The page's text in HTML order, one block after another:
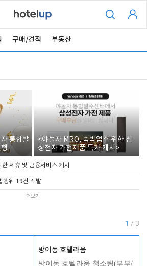
구매/견적 부동산
통합발
<야놀자 MRO, 숙박업소 위한 삼
성전자 가전제품 특가 개시>
제휴 및 금융서비스 게시
행위 19건 적발
더보기
1 / 3
방이동 호텔라움
방이동 호텔라움 청소팀(부부/